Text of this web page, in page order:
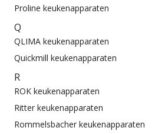
Proline keukenapparaten
Q
QLIMA keukenapparaten
Quickmill keukenapparaten
R
ROK keukenapparaten
Ritter keukenapparaten
Rommelsbacher keukenapparaten